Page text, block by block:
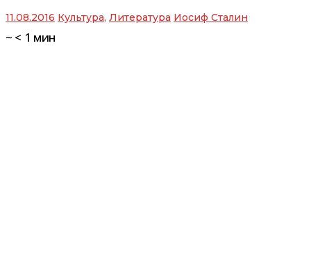
11.08.2016 Культура, Литература Иосиф Сталин
~ < 1 мин